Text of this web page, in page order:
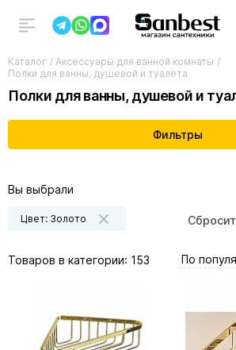
Каталог / Аксессуары для ванной комнаты /
Полки для ванны, душевой и туалета
Полки для ванны, душевой и
Фильтры
Вы выбрали
Цвет: Золото
Товаров в категории: 153 По